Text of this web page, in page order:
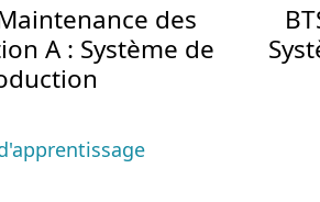
des
A : Système de